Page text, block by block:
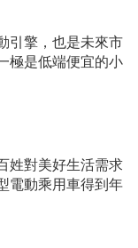
引擎，也是未來市
極是低端便宜的小
姓對美好生活需求
電動乘用車得到年